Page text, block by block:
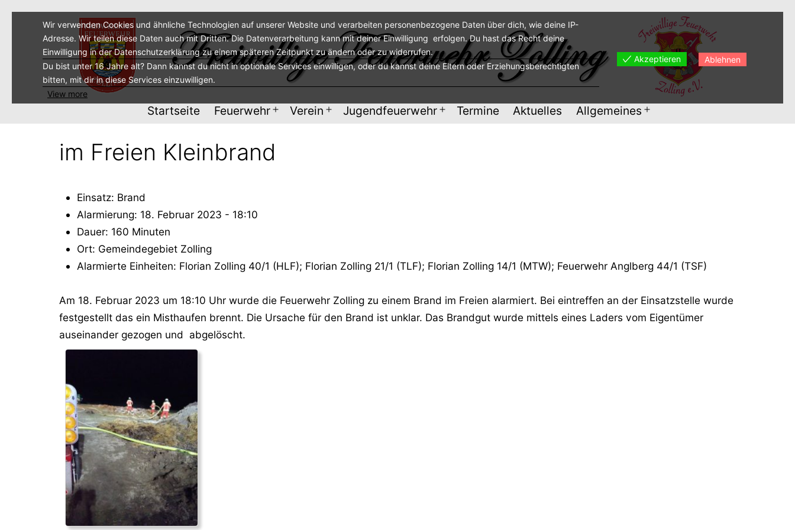
Startseite Feuerwehr MenüVerein MenüJugendfeuerwehr MenüTermine Aktuelles Allgemeines Menü
im Freien Kleinbrand
Einsatz: Brand
Alarmierung: 18. Februar 2023 - 18:10
Dauer: 160 Minuten
Ort: Gemeindegebiet Zolling
Alarmierte Einheiten: Florian Zolling 40/1 (HLF); Florian Zolling 21/1 (TLF); Florian Zolling 14/1 (MTW); Feuerwehr Anglberg 44/1 (TSF)
Am 18. Februar 2023 um 18:10 Uhr wurde die Feuerwehr Zolling zu einem Brand im Freien alarmiert. Bei eintreffen an der Einsatzstelle wurde
festgestellt das ein Misthaufen brennt. Die Ursache für den Brand ist unklar. Das Brandgut wurde mittels eines Laders vom Eigentümer
auseinander gezogen und abgelöscht.
Wir verwenden Cookies und ähnliche Technologien auf unserer Website und verarbeiten personenbezogene Daten über dich, wie deine IP-
Adresse. Wir teilen diese Daten auch mit Dritten. Die Datenverarbeitung kann mit deiner Einwilligung erfolgen. Du hast das Recht deine
Einwilligung in der Datenschutzerklärung zu einem späteren Zeitpunkt zu ändern oder zu widerrufen.
Du bist unter 16 Jahre alt? Dann kannst du nicht in optionale Services einwilligen, oder du kannst deine Eltern oder Erziehungsberechtigten
bitten, mit dir in diese Services einzuwilligen.
View more
Akzeptieren Ablehnen